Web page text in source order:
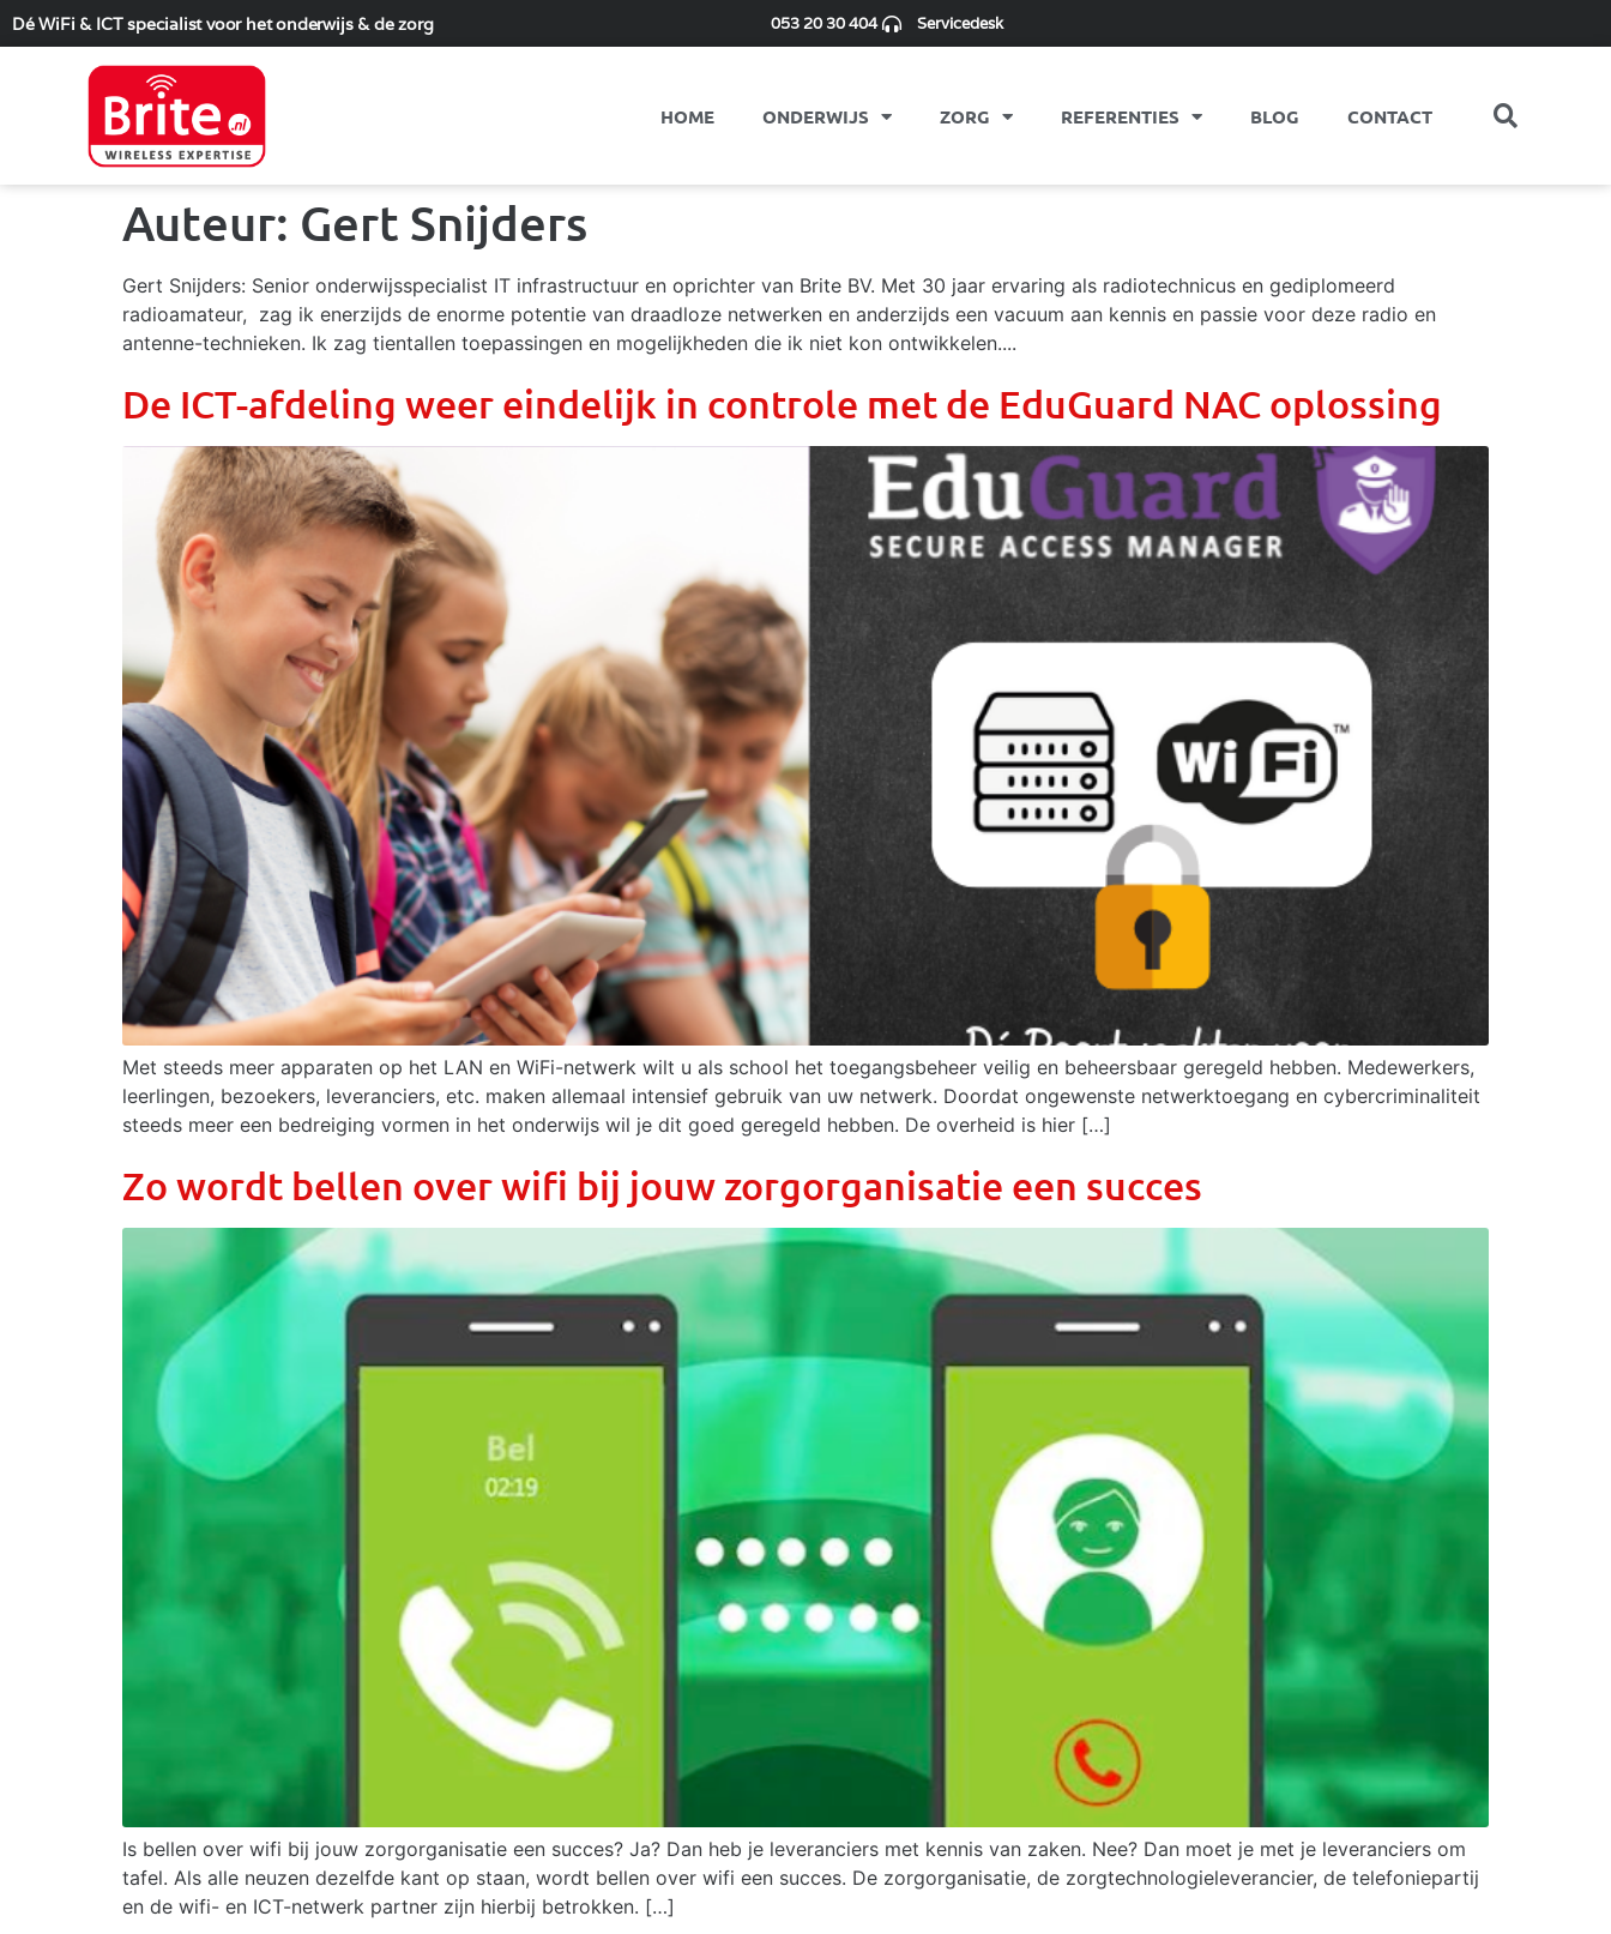
Dé WiFi & ICT specialist voor het onderwijs & de zorg 053 20 30 404 Servicedesk
HOME ONDERWIJS ZORG REFERENTIES BLOG CONTACT
Auteur: Gert Snijders
Gert Snijders: Senior onderwijsspecialist IT infrastructuur en oprichter van Brite BV. Met 30 jaar ervaring als radiotechnicus en gediplomeerd
radioamateur, zag ik enerzijds de enorme potentie van draadloze netwerken en anderzijds een vacuum aan kennis en passie voor deze radio en
antenne-technieken. Ik zag tientallen toepassingen en mogelijkheden die ik niet kon ontwikkelen....
De ICT-afdeling weer eindelijk in controle met de EduGuard NAC oplossing
Met steeds meer apparaten op het LAN en WiFi-netwerk wilt u als school het toegangsbeheer veilig en beheersbaar geregeld hebben. Medewerkers,
leerlingen, bezoekers, leveranciers, etc. maken allemaal intensief gebruik van uw netwerk. Doordat ongewenste netwerktoegang en cybercriminaliteit
steeds meer een bedreiging vormen in het onderwijs wil je dit goed geregeld hebben. De overheid is hier […]
Zo wordt bellen over wifi bij jouw zorgorganisatie een succes
Is bellen over wifi bij jouw zorgorganisatie een succes? Ja? Dan heb je leveranciers met kennis van zaken. Nee? Dan moet je met je leveranciers om
tafel. Als alle neuzen dezelfde kant op staan, wordt bellen over wifi een succes. De zorgorganisatie, de zorgtechnologieleverancier, de telefoniepartij
en de wifi- en ICT-netwerk partner zijn hierbij betrokken. […]